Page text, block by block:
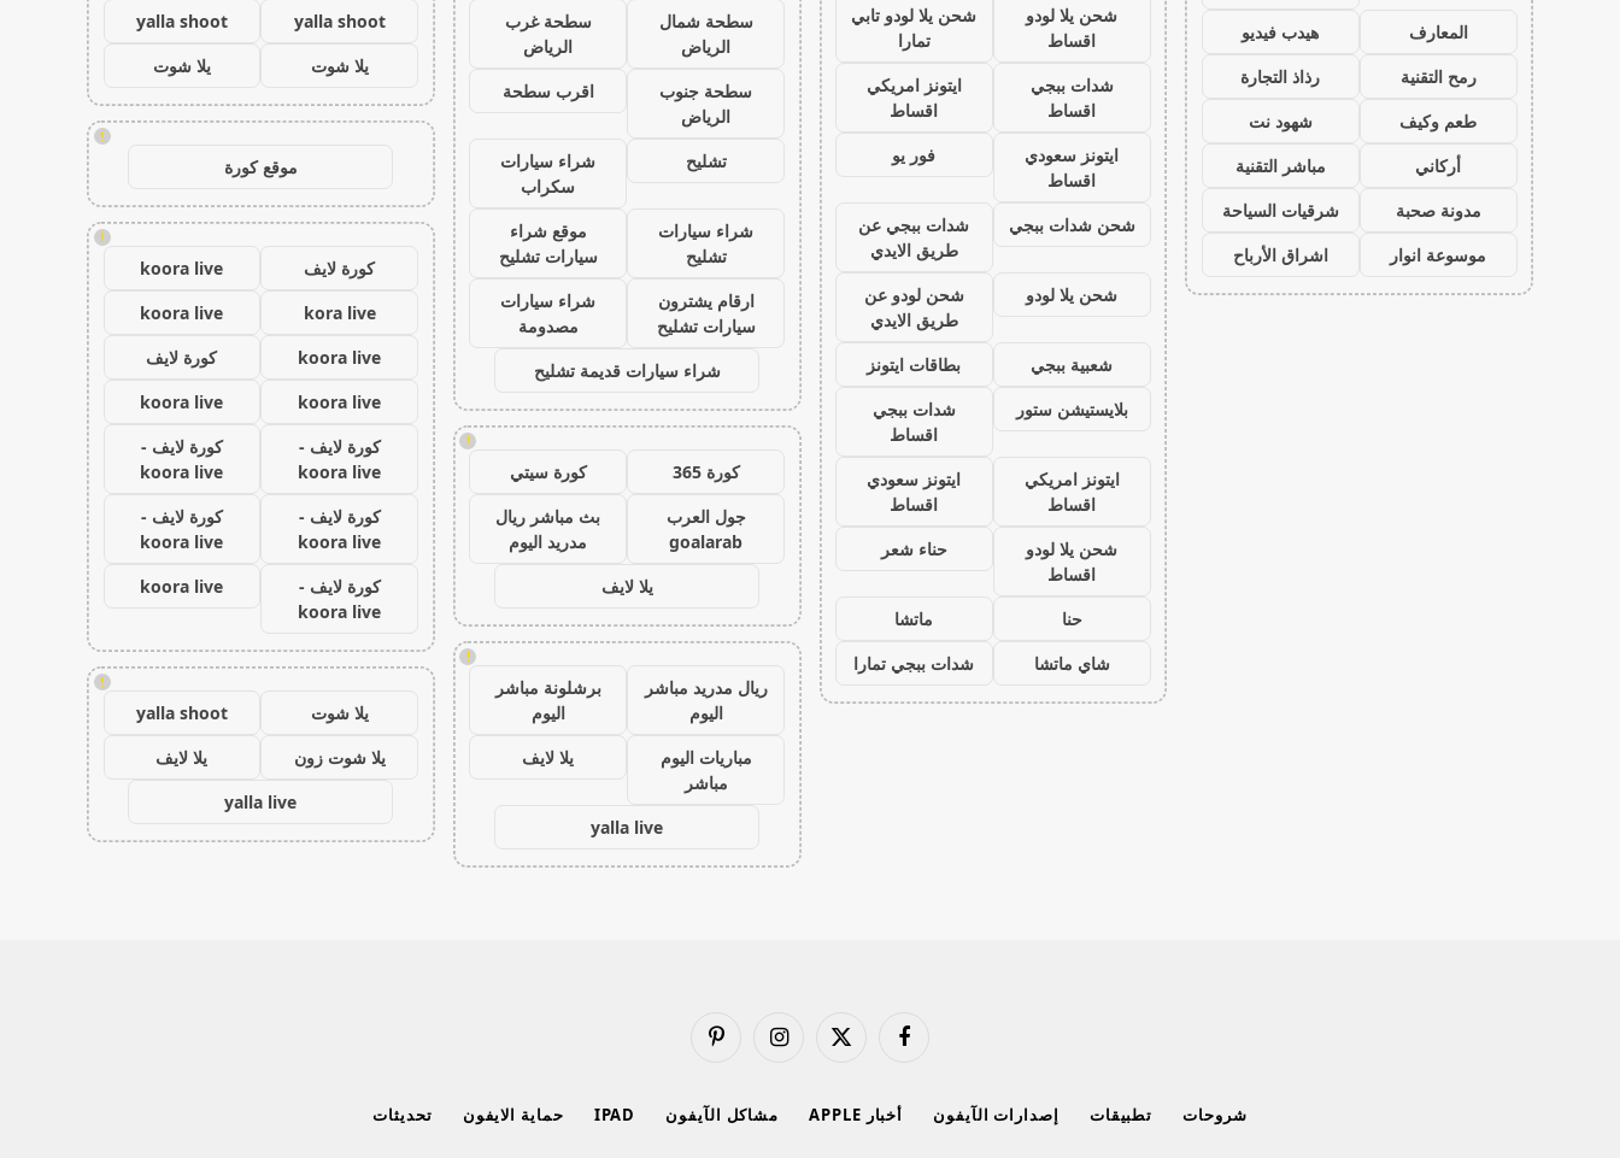
المعارف
هيدب فيديو
رمح التقنية
رذاذ التجارة
طعم وكيف
شهود نت
أركاني
مباشر التقنية
مدونة صحبة
شرقيات السياحة
موسوعة انوار
اشراق الأرباح
شحن يلا لودو
اقساط
شحن يلا لودو تابي
تمارا
شدات ببجي
اقساط
ايتونز امريكي
اقساط
ايتونز سعودي
اقساط
فور يو
شحن شدات ببجي
شدات ببجي عن
طريق الايدي
شحن يلا لودو
شحن لودو عن
طريق الايدي
شعبية ببجي
بطاقات ايتونز
بلايستيشن ستور
شدات ببجي
اقساط
ايتونز امريكي
اقساط
ايتونز سعودي
اقساط
شحن يلا لودو
اقساط
حناء شعر
حنا
ماتشا
شاي ماتشا
شدات ببجي تمارا
سطحة شمال
الرياض
سطحة غرب
الرياض
سطحة جنوب
الرياض
اقرب سطحة
تشليح
شراء سيارات
سكراب
شراء سيارات
تشليح
موقع شراء
سيارات تشليح
ارقام يشترون
سيارات تشليح
شراء سيارات
مصدومة
شراء سيارات قديمة تشليح
!
كورة 365
كورة سيتي
جول العرب
goalarab
بث مباشر ريال
مدريد اليوم
يلا لايف
!
ريال مدريد مباشر
اليوم
برشلونة مباشر
اليوم
مباريات اليوم
مباشر
يلا لايف
yalla live
yalla shoot
yalla shoot
يلا شوت
يلا شوت
!
موقع كورة
!
كورة لايف
koora live
kora live
koora live
koora live
كورة لايف
koora live
koora live
كورة لايف -
koora live
كورة لايف -
koora live
كورة لايف -
koora live
كورة لايف -
koora live
كورة لايف -
koora live
koora live
!
يلا شوت
yalla shoot
يلا شوت زون
يلا لايف
yalla live
فيسبوك
X
الانستغرامبينتيريست
شروحات تطبيقات إصدارات الآيفون أخبار APPLE مشاكل الآيفون IPAD حماية الايفون تحديثات